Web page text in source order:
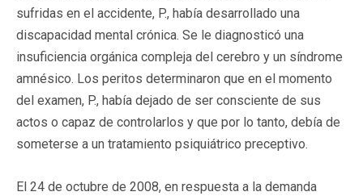
sufridas en el accidente, P., había desarrollado una
discapacidad mental crónica. Se le diagnosticó una
insuficiencia orgánica compleja del cerebro y un síndrome
amnésico. Los peritos determinaron que en el momento
del examen, P., había dejado de ser consciente de sus
actos o capaz de controlarlos y que por lo tanto, debía de
someterse a un tratamiento psiquiátrico preceptivo.
El 24 de octubre de 2008, en respuesta a la demanda